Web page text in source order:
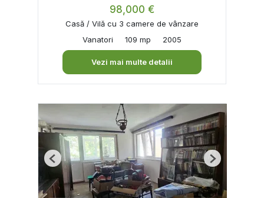
98,000 €
Casă / Vilă cu 3 camere de vânzare
Vanatori
109 mp 2005
Vezi mai multe detalii
Previous Next